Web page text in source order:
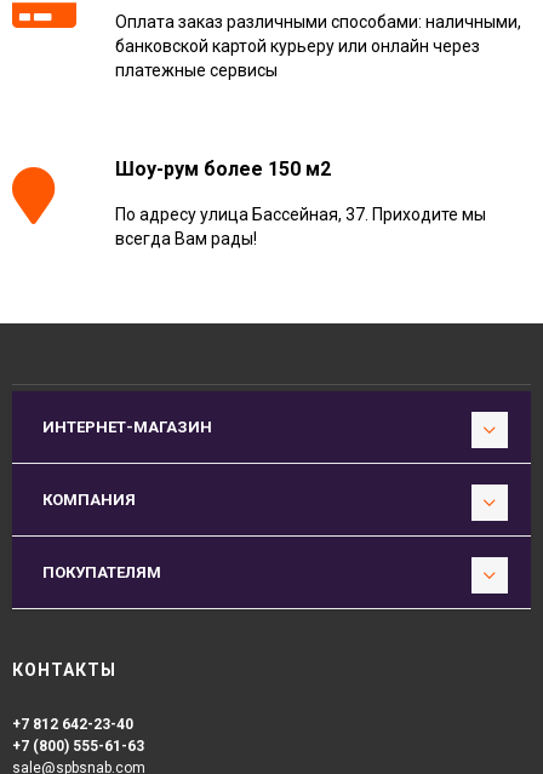
Оплата заказ различными способами: наличными,
банковской картой курьеру или онлайн через
платежные сервисы
Шоу-рум более 150 м2
По адресу улица Бассейная, 37. Приходите мы
всегда Вам рады!
ИНТЕРНЕТ-МАГАЗИН
КОМПАНИЯ
ПОКУПАТЕЛЯМ
КОНТАКТЫ
+7 812 642-23-40
+7 (800) 555-61-63
sale@spbsnab.com